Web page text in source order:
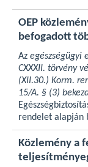
OEP
befogadott
Az egészségügyi
CXXXII. törvény
(XII.30.) Korm.
15/A. § (3)
rendelet alapján
Közlemény a